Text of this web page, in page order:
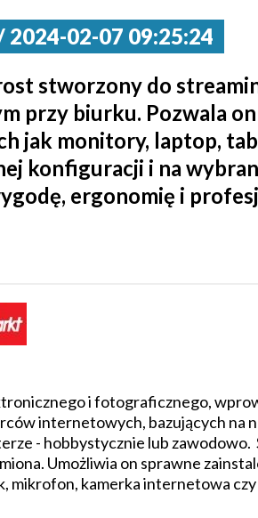
2024-02-07 09:25:24
stworzony do
przy biurku. Pozwala
jak monitory, laptop,
konfiguracji i na
ergonomię i
i fotograficznego,
internetowych, bazujących na
- hobbystycznie lub zawodowo.
Umożliwia on sprawne
kamerka internetowa czy